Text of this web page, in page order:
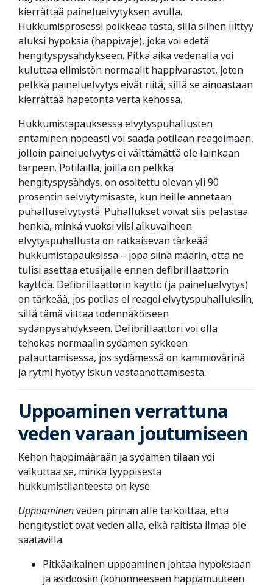
kierrättää paineluelvytyksen avulla.
Hukkumisprosessi poikkeaa tästä, sillä siihen liittyy
aluksi hypoksia (happivaje), joka voi edetä
hengityspysähdykseen. Pitkä aika vedenalla voi
kuluttaa elimistön normaalit happivarastot, joten
pelkkä paineluelvytys eivät riitä, sillä se ainoastaan
kierrättää hapetonta verta kehossa.
Hukkumistapauksessa elvytyspuhallusten
antaminen nopeasti voi saada potilaan reagoimaan,
jolloin paineluelvytys ei välttämättä ole lainkaan
tarpeen. Potilailla, joilla on pelkkä
hengityspysähdys, on osoitettu olevan yli 90
prosentin selviytymisaste, kun heille annetaan
puhalluselvytystä. Puhallukset voivat siis pelastaa
henkiä, minkä vuoksi viisi alkuvaiheen
elvytyspuhallusta on ratkaisevan tärkeää
hukkumistapauksissa – jopa siinä määrin, että ne
tulisi asettaa etusijalle ennen defibrillaattorin
käyttöä. Defibrillaattorin käyttö (ja paineluelvytys)
on tärkeää, jos potilas ei reagoi elvytyspuhalluksiin,
sillä tämä viittaa todennäköiseen
sydänpysähdykseen. Defibrillaattori voi olla
tehokas normaalin sydämen sykkeen
palauttamisessa, jos sydämessä on kammiovärinä
ja rytmi hyötyy iskun vastaanottamisesta.
Uppoaminen verrattuna
veden varaan joutumiseen
Kehon happimäärään ja sydämen tilaan voi
vaikuttaa se, minkä tyyppisestä
hukkumistilanteesta on kyse.
Uppoaminenveden pinnan alle tarkoittaa, että
hengitystiet ovat veden alla, eikä raitista ilmaa ole
saatavilla.
Pitkäaikainen uppoaminen johtaa hypoksiaan
ja asidoosiin (kohonneeseen happamuuteen